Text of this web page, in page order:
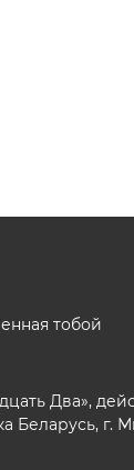
тобой
Два»,
Беларусь, г.